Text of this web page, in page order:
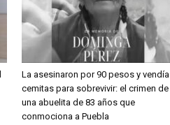
La asesinaron por 90 pesos y vendía
cemitas para sobrevivir: el crimen de
una abuelita de 83 años que
conmociona a Puebla